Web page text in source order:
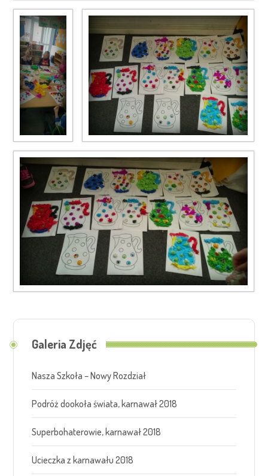
Galeria Zdjęć
Nasza Szkoła – Nowy Rozdział
Podróż dookoła świata, karnawał 2018
Superbohaterowie, karnawał 2018
Ucieczka z karnawału 2018